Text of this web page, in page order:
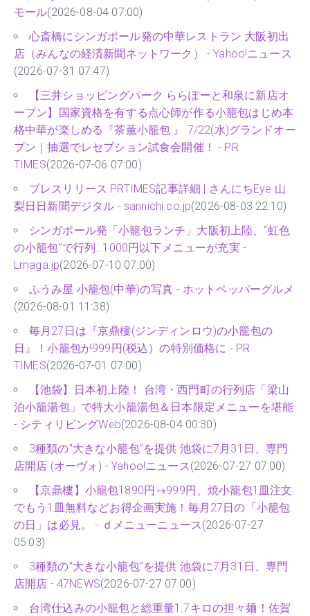
モール(2026-08-04 07:00)
心斎橋にシンガポール発の中華レストラン 大阪初出
店（みんなの経済新聞ネットワーク） - Yahoo!ニュース
(2026-07-31 07:47)
【三井ショッピングパーク ららぽーと和泉に新店オ
ープン】国家資格を有する点心師が作る小籠包はじめ本
格中華が楽しめる『茶薫小籠包 』 7/22(水)グランドオー
プン｜抽選でレセプション試食会開催！ - PR
TIMES(2026-07-06 07:00)
プレスリリース PRTIMES記事詳細 | さんにちEye 山
梨日日新聞デジタル - sannichi.co.jp(2026-08-03 22:10)
シンガポール発「小籠包ランチ」大阪初上陸、“虹色
の小籠包”で行列…1000円以下メニューが充実 -
Lmaga.jp(2026-07-10 07:00)
ふうみ屋 小籠包(中華)の写真 - ホットペッパーグルメ
(2026-08-01 11:38)
毎月27日は『京鼎樓(ジンディンロウ)の小籠包の
日』！小籠包が999円(税込）の特別価格に - PR
TIMES(2026-07-01 07:00)
【池袋】日本初上陸！ 台湾・西門町の行列店「梁山
泊小籠湯包」で特大小籠湯包＆日本限定メニューを堪能
- シティリビングWeb(2026-08-04 00:30)
3種類の”大きな小籠包”を提供 池袋に7月31日、専門
店開店 (オーヴォ) - Yahoo!ニュース(2026-07-27 07:00)
【京鼎樓】小籠包1890円→999円、焼小籠包1皿注文
でもう1皿無料などお得企画実施！毎月27日の「小籠包
の日」は必見。 - ｄメニューニュース(2026-07-27
05:03)
3種類の”大きな小籠包”を提供 池袋に7月31日、専門
店開店 - 47NEWS(2026-07-27 07:00)
台湾仕込みの小籠包と総重量1.7キロの担々麺！佐賀